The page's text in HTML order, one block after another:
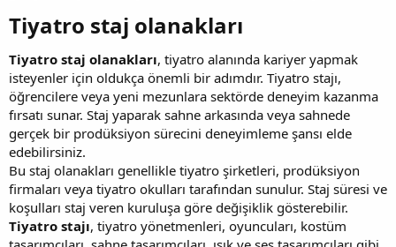
Tiyatro staj olanakları​
Tiyatro staj olanakları, tiyatro alanında kariyer yapmak
isteyenler için oldukça önemli bir adımdır. Tiyatro stajı,
öğrencilere veya yeni mezunlara sektörde deneyim kazanma
fırsatı sunar. Staj yaparak sahne arkasında veya sahnede
gerçek bir prodüksiyon sürecini deneyimleme şansı elde
edebilirsiniz.
Bu staj olanakları genellikle tiyatro şirketleri, prodüksiyon
firmaları veya tiyatro okulları tarafından sunulur. Staj süresi ve
koşulları staj veren kuruluşa göre değişiklik gösterebilir.
Tiyatro stajı, tiyatro yönetmenleri, oyuncuları, kostüm